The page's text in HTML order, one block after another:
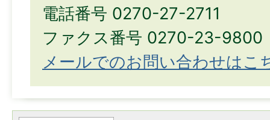
電話番号 0270-27-2711
ファクス番号 0270-23-9800
メールでのお問い合わせはこ